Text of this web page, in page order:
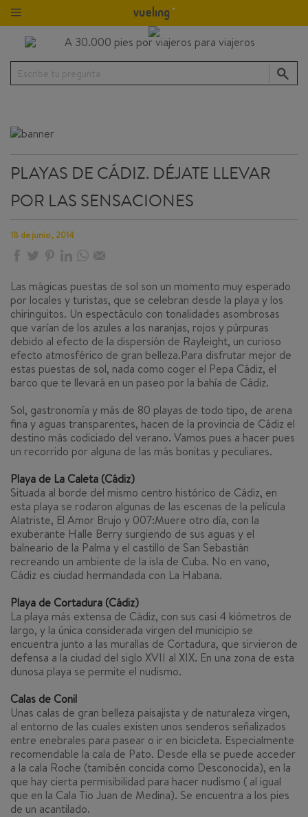
Escribe tu pregunta
PLAYAS DE CÁDIZ. DÉJATE LLEVAR
POR LAS SENSACIONES
18 de junio, 2014
Las mágicas puestas de sol son un momento muy esperado
por locales y turistas, que se celebran desde la playa y los
chiringuitos. Un espectáculo con tonalidades asombrosas
que varían de los azules a los naranjas, rojos y púrpuras
debido al efecto de la dispersión de Rayleight, un curioso
efecto atmosférico de gran belleza.Para disfrutar mejor de
estas puestas de sol, nada como coger el Pepa Cádiz, el
barco que te llevará en un paseo por la bahía de Cádiz.
Sol, gastronomía y más de 80 playas de todo tipo, de arena
fina y aguas transparentes, hacen de la provincia de Cádiz el
destino más codiciado del verano. Vamos pues a hacer pues
un recorrido por alguna de las más bonitas y peculiares.
Playa de La Caleta (Cádiz)
Situada al borde del mismo centro histórico de Cádiz, en
esta playa se rodaron algunas de las escenas de la película
Alatriste, El Amor Brujo y 007:Muere otro día, con la
exuberante Halle Berry surgiendo de sus aguas y el
balneario de la Palma y el castillo de San Sebastián
recreando un ambiente de la isla de Cuba. No en vano,
Cádiz es ciudad hermandada con La Habana.
Playa de Cortadura (Cádiz)
La playa más extensa de Cádiz, con sus casi 4 kiómetros de
largo, y la única considerada virgen del municipio se
encuentra junto a las murallas de Cortadura, que sirvieron de
defensa a la ciudad del siglo XVII al XIX. En una zona de esta
dunosa playa se permite el nudismo.
Calas de Conil
Unas calas de gran belleza paisajista y de naturaleza virgen,
al entorno de las cuales existen unos senderos señalizados
entre enebrales para pasear o ir en bicicleta. Especialmente
recomendable la cala de Pato. Desde ella se puede acceder
a la cala Roche (tamibén concida como Desconocida), en la
que hay cierta permisibilidad para hacer nudismo ( al igual
que en la Cala Tio Juan de Medina). Se encuentra a los pies
de un acantilado.